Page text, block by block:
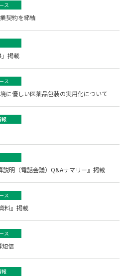
ス
契約を締結
掲載
ス
に優しい医薬品包装の実用化について
報
明（電話会議）Q&Aサマリー』掲載
ス
料』掲載
ス
信
報